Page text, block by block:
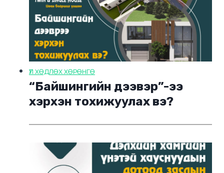
ҮЛ ХӨДЛӨХ ХӨРӨНГӨ
“Байшингийн дээвэр”-ээ
хэрхэн тохижуулах вэ?